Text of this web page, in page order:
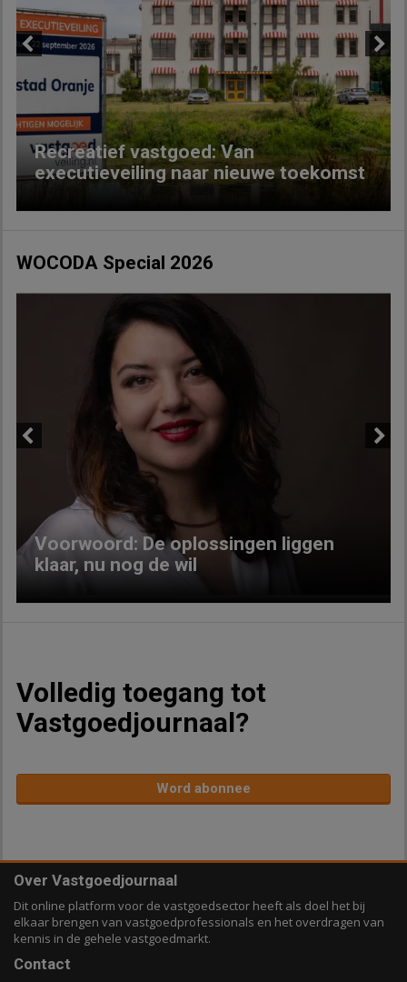
Recreatief vastgoed: Van
executieveiling naar nieuwe toekomst
Next
WOCODA Special 2026
Voorwoord: De oplossingen liggen
klaar, nu nog de wil
Volledig toegang tot
Vastgoedjournaal?
Word abonnee
Over Vastgoedjournaal
Dit online platform voor de vastgoedsector heeft als doel het bij
elkaar brengen van vastgoedprofessionals en het overdragen van
kennis in de gehele vastgoedmarkt.
Contact